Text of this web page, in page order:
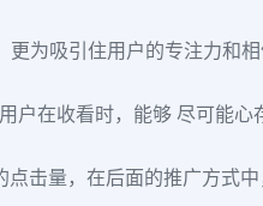
为吸引住用户的专注力和相
在收看时，能够 尽可能
点击量，在后面的推广方